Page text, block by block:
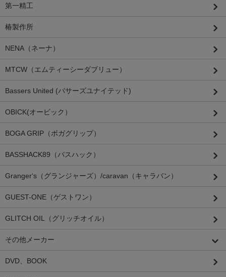
第一精工
椿製作所
NENA（ネーナ）
MTCW（エムティーシーダブリュー）
Bassers United (バサーズユナイテッド)
OBICK(オービック）
BOGA GRIP（ボガグリップ）
BASSHACK89（バスハック）
Granger‘s（グランジャーズ）/caravan（キャラバン）
GUEST-ONE（ゲストワン）
GLITCH OIL（グリッチオイル）
その他メーカー
DVD、BOOK